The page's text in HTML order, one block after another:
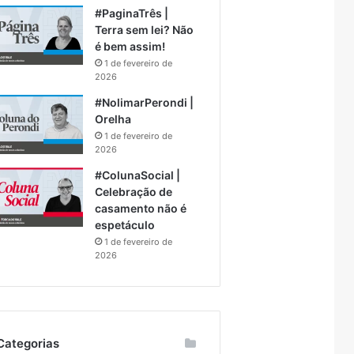
#PaginaTrês |
Terra sem lei? Não
é bem assim!
1 de fevereiro de
2026
#NolimarPerondi |
Orelha
1 de fevereiro de
2026
#ColunaSocial |
Celebração de
casamento não é
espetáculo
1 de fevereiro de
2026